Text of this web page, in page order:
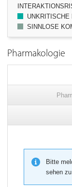
UNKRITISCHE
SINNLOSE
Pharmakologie
Bitte
sehen